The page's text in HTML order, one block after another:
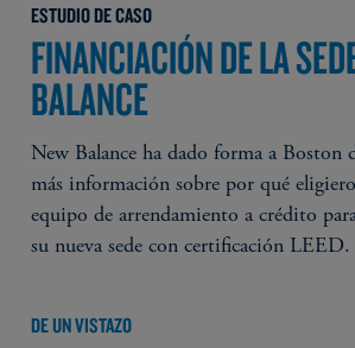
ESTUDIO DE CASO
FINANCIACIÓN DE LA
BALANCE
New Balance ha dado forma a Boston
más información sobre por qué
equipo de arrendamiento a crédito
su nueva sede con certificación LEED.
DE UN VISTAZO